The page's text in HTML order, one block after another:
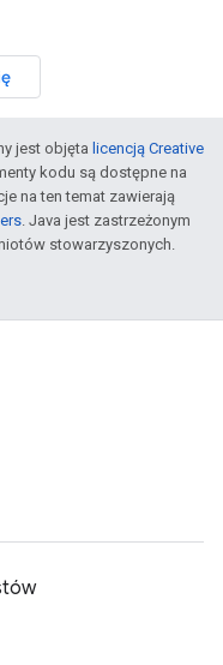
jest objęta licencją Creative
kodu są dostępne na
na ten temat zawierają
. Java jest zastrzeżonym
stowarzyszonych.